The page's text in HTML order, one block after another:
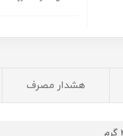
هشدار مصرف